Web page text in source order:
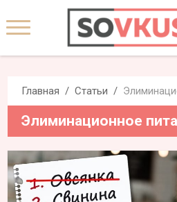
Главная Статьи
Элиминационное